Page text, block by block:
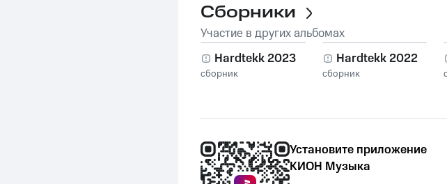
Сборники
Участие в других альбомах
Hardtekk 2023
сборник
Hardtekk 2022
сборник
Установите приложение
КИОН Музыка